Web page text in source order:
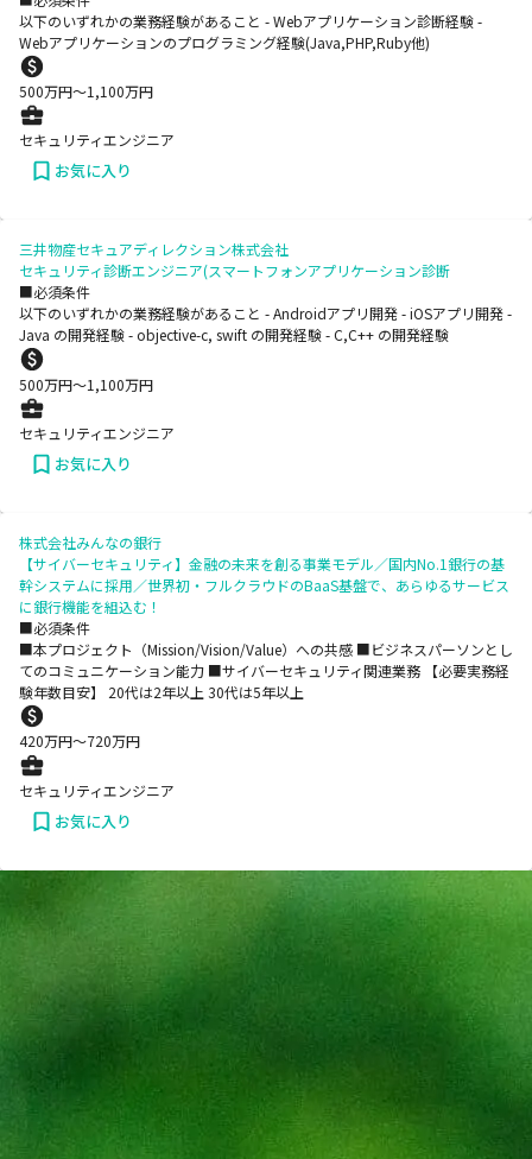
以下のいずれかの業務経験があること - Webアプリケーション診断経験 -
Webアプリケーションのプログラミング経験(Java,PHP,Ruby他)
500万円〜1,100万円
セキュリティエンジニア
お気に入り
三井物産セキュアディレクション株式会社
セキュリティ診断エンジニア(スマートフォンアプリケーション診断
■必須条件
以下のいずれかの業務経験があること - Androidアプリ開発 - iOSアプリ開発 -
Java の開発経験 - objective-c, swift の開発経験 - C,C++ の開発経験
500万円〜1,100万円
セキュリティエンジニア
お気に入り
株式会社みんなの銀行
【サイバーセキュリティ】金融の未来を創る事業モデル／国内No.1銀行の基
幹システムに採用／世界初・フルクラウドのBaaS基盤で、あらゆるサービス
に銀行機能を組込む！
■必須条件
■本プロジェクト（Mission/Vision/Value）への共感 ■ビジネスパーソンとし
てのコミュニケーション能力 ■サイバーセキュリティ関連業務 【必要実務経
験年数目安】 20代は2年以上 30代は5年以上
420万円〜720万円
セキュリティエンジニア
お気に入り